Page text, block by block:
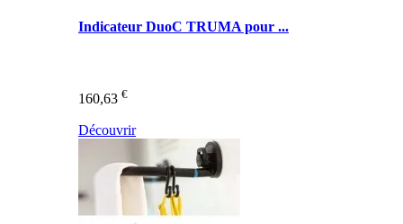
Indicateur DuoC TRUMA pour ...
160,63 €
Découvrir